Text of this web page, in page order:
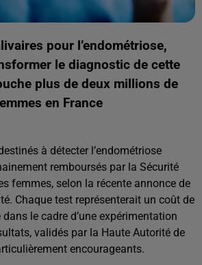
pour l’endométriose,
le diagnostic de cette
plus de deux millions de
en France
à détecter l’endométriose
remboursés par la Sécurité
femmes, selon la récente annonce de
Chaque test représenterait un coût de
le cadre d’une expérimentation
validés par la Haute Autorité de
encourageants.